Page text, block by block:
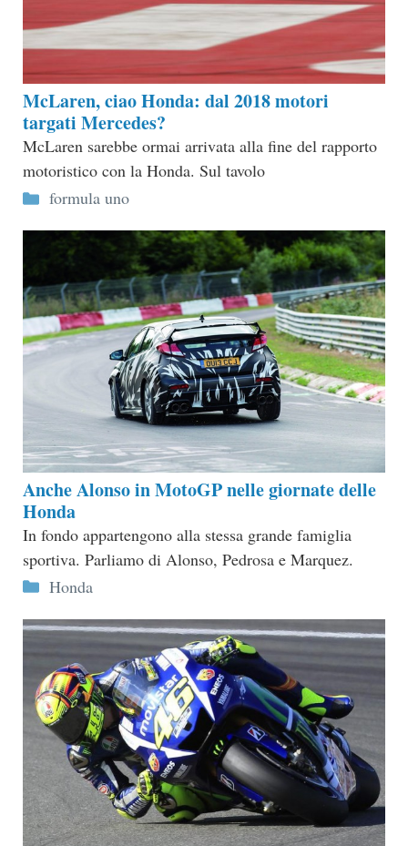
McLaren, ciao Honda: dal 2018 motori
targati Mercedes?
McLaren sarebbe ormai arrivata alla fine del rapporto
motoristico con la Honda. Sul tavolo
Categorie
formula uno
Anche Alonso in MotoGP nelle giornate delle
Honda
In fondo appartengono alla stessa grande famiglia
sportiva. Parliamo di Alonso, Pedrosa e Marquez.
Categorie
Honda